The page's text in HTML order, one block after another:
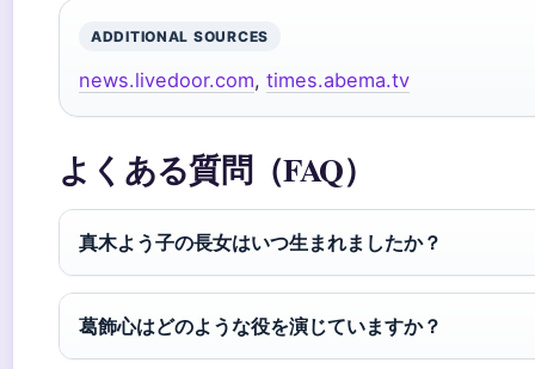
ADDITIONAL SOURCES
news.livedoor.com, times.abema.tv
よくある質問（FAQ）
真木よう子の長女はいつ生まれましたか？
葛飾心はどのような役を演じていますか？